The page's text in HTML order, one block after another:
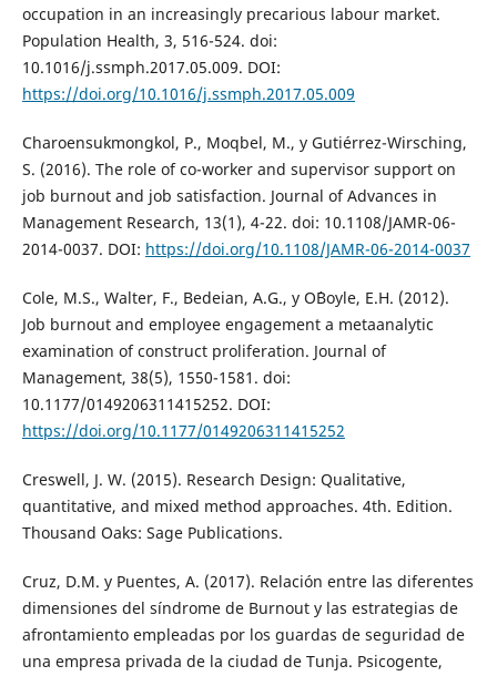
occupation in an increasingly precarious labour market.
Population Health, 3, 516-524. doi:
10.1016/j.ssmph.2017.05.009. DOI:
https://doi.org/10.1016/j.ssmph.2017.05.009
Charoensukmongkol, P., Moqbel, M., y Gutiérrez-Wirsching,
S. (2016). The role of co-worker and supervisor support on
job burnout and job satisfaction. Journal of Advances in
Management Research, 13(1), 4-22. doi: 10.1108/JAMR-06-
2014-0037. DOI: https://doi.org/10.1108/JAMR-06-2014-0037
Cole, M.S., Walter, F., Bedeian, A.G., y O´Boyle, E.H. (2012).
Job burnout and employee engagement a metaanalytic
examination of construct proliferation. Journal of
Management, 38(5), 1550-1581. doi:
10.1177/0149206311415252. DOI:
https://doi.org/10.1177/0149206311415252
Creswell, J. W. (2015). Research Design: Qualitative,
quantitative, and mixed method approaches. 4th. Edition.
Thousand Oaks: Sage Publications.
Cruz, D.M. y Puentes, A. (2017). Relación entre las diferentes
dimensiones del síndrome de Burnout y las estrategias de
afrontamiento empleadas por los guardas de seguridad de
una empresa privada de la ciudad de Tunja. Psicogente,